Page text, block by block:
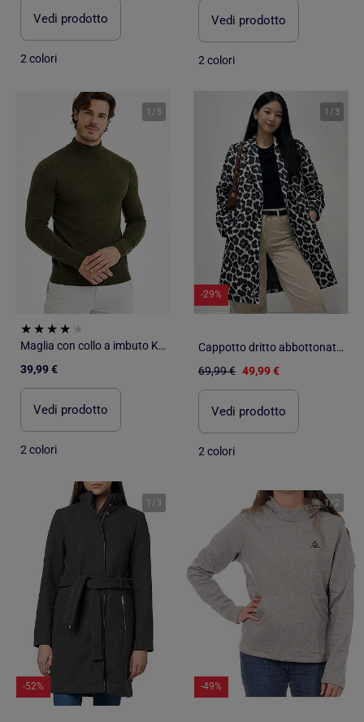
Vedi prodotto
2 colori
Vedi prodotto
2 colori
1 / 5
Maglia con collo a imbuto Kebello
39,99 €
Vedi prodotto
2 colori
1 / 3
-29%
Cappotto dritto abbottonato Kebello
69,99 € 49,99 €
Vedi prodotto
2 colori
1 / 3
-52%
1/ 2
-49%